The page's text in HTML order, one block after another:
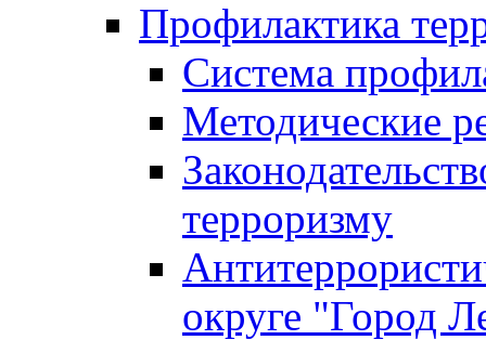
Профилактика
Система
Методические
терроризму
округе "Город